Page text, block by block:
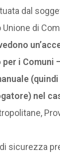
dal
di
i Comuni
nel
sicurezza